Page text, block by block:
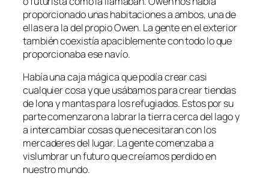
proporcionado unas habitaciones a ambos, una de
ellas era la del propio Owen. La gente en el exterior
también coexistía apaciblemente con todo lo que
proporcionaba ese navío.
Había una caja mágica que podía crear casi
cualquier cosa y que usábamos para crear tiendas
de lona y mantas para los refugiados. Estos por su
parte comenzaron a labrar la tierra cerca del lago y
a intercambiar cosas que necesitaran con los
mercaderes del lugar. La gente comenzaba a
vislumbrar un futuro que creíamos perdido en
nuestro mundo.